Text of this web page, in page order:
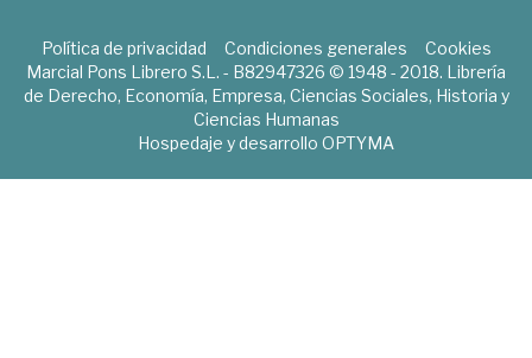
Política de privacidad Condiciones generales
Cookies
Marcial Pons Librero S.L. - B82947326 © 1948 - 2018. Librería
de Derecho, Economía, Empresa, Ciencias Sociales, Historia y
Ciencias Humanas
Hospedaje y desarrollo OPTYMA